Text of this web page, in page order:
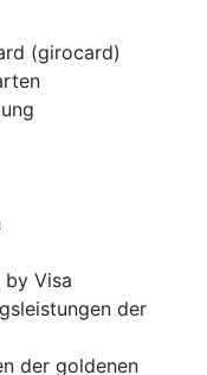
(girocard)
Visa
der
der goldenen